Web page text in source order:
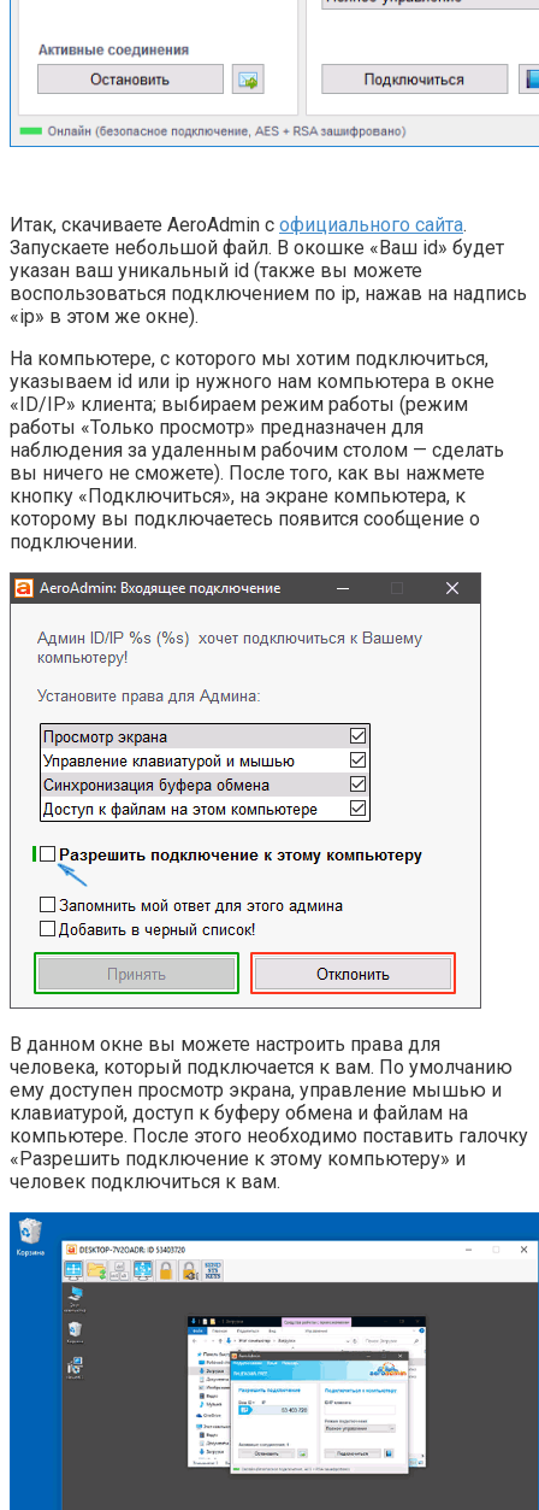
Итак, скачиваете AeroAdmin с официального сайта.
Запускаете небольшой файл. В окошке «Ваш id» будет
указан ваш уникальный id (также вы можете
воспользоваться подключением по ip, нажав на надпись
«ip» в этом же окне).
На компьютере, с которого мы хотим подключиться,
указываем id или ip нужного нам компьютера в окне
«ID/IP» клиента; выбираем режим работы (режим
работы «Только просмотр» предназначен для
наблюдения за удаленным рабочим столом — сделать
вы ничего не сможете). После того, как вы нажмете
кнопку «Подключиться», на экране компьютера, к
которому вы подключаетесь появится сообщение о
подключении.
В данном окне вы можете настроить права для
человека, который подключается к вам. По умолчанию
ему доступен просмотр экрана, управление мышью и
клавиатурой, доступ к буферу обмена и файлам на
компьютере. После этого необходимо поставить галочку
«Разрешить подключение к этому компьютеру» и
человек подключиться к вам.